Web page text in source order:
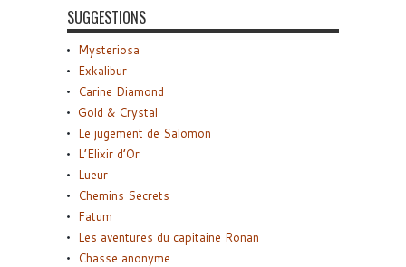
SUGGESTIONS
Mysteriosa
Exkalibur
Carine Diamond
Gold & Crystal
Le jugement de Salomon
L’Elixir d’Or
Lueur
Chemins Secrets
Fatum
Les aventures du capitaine Ronan
Chasse anonyme